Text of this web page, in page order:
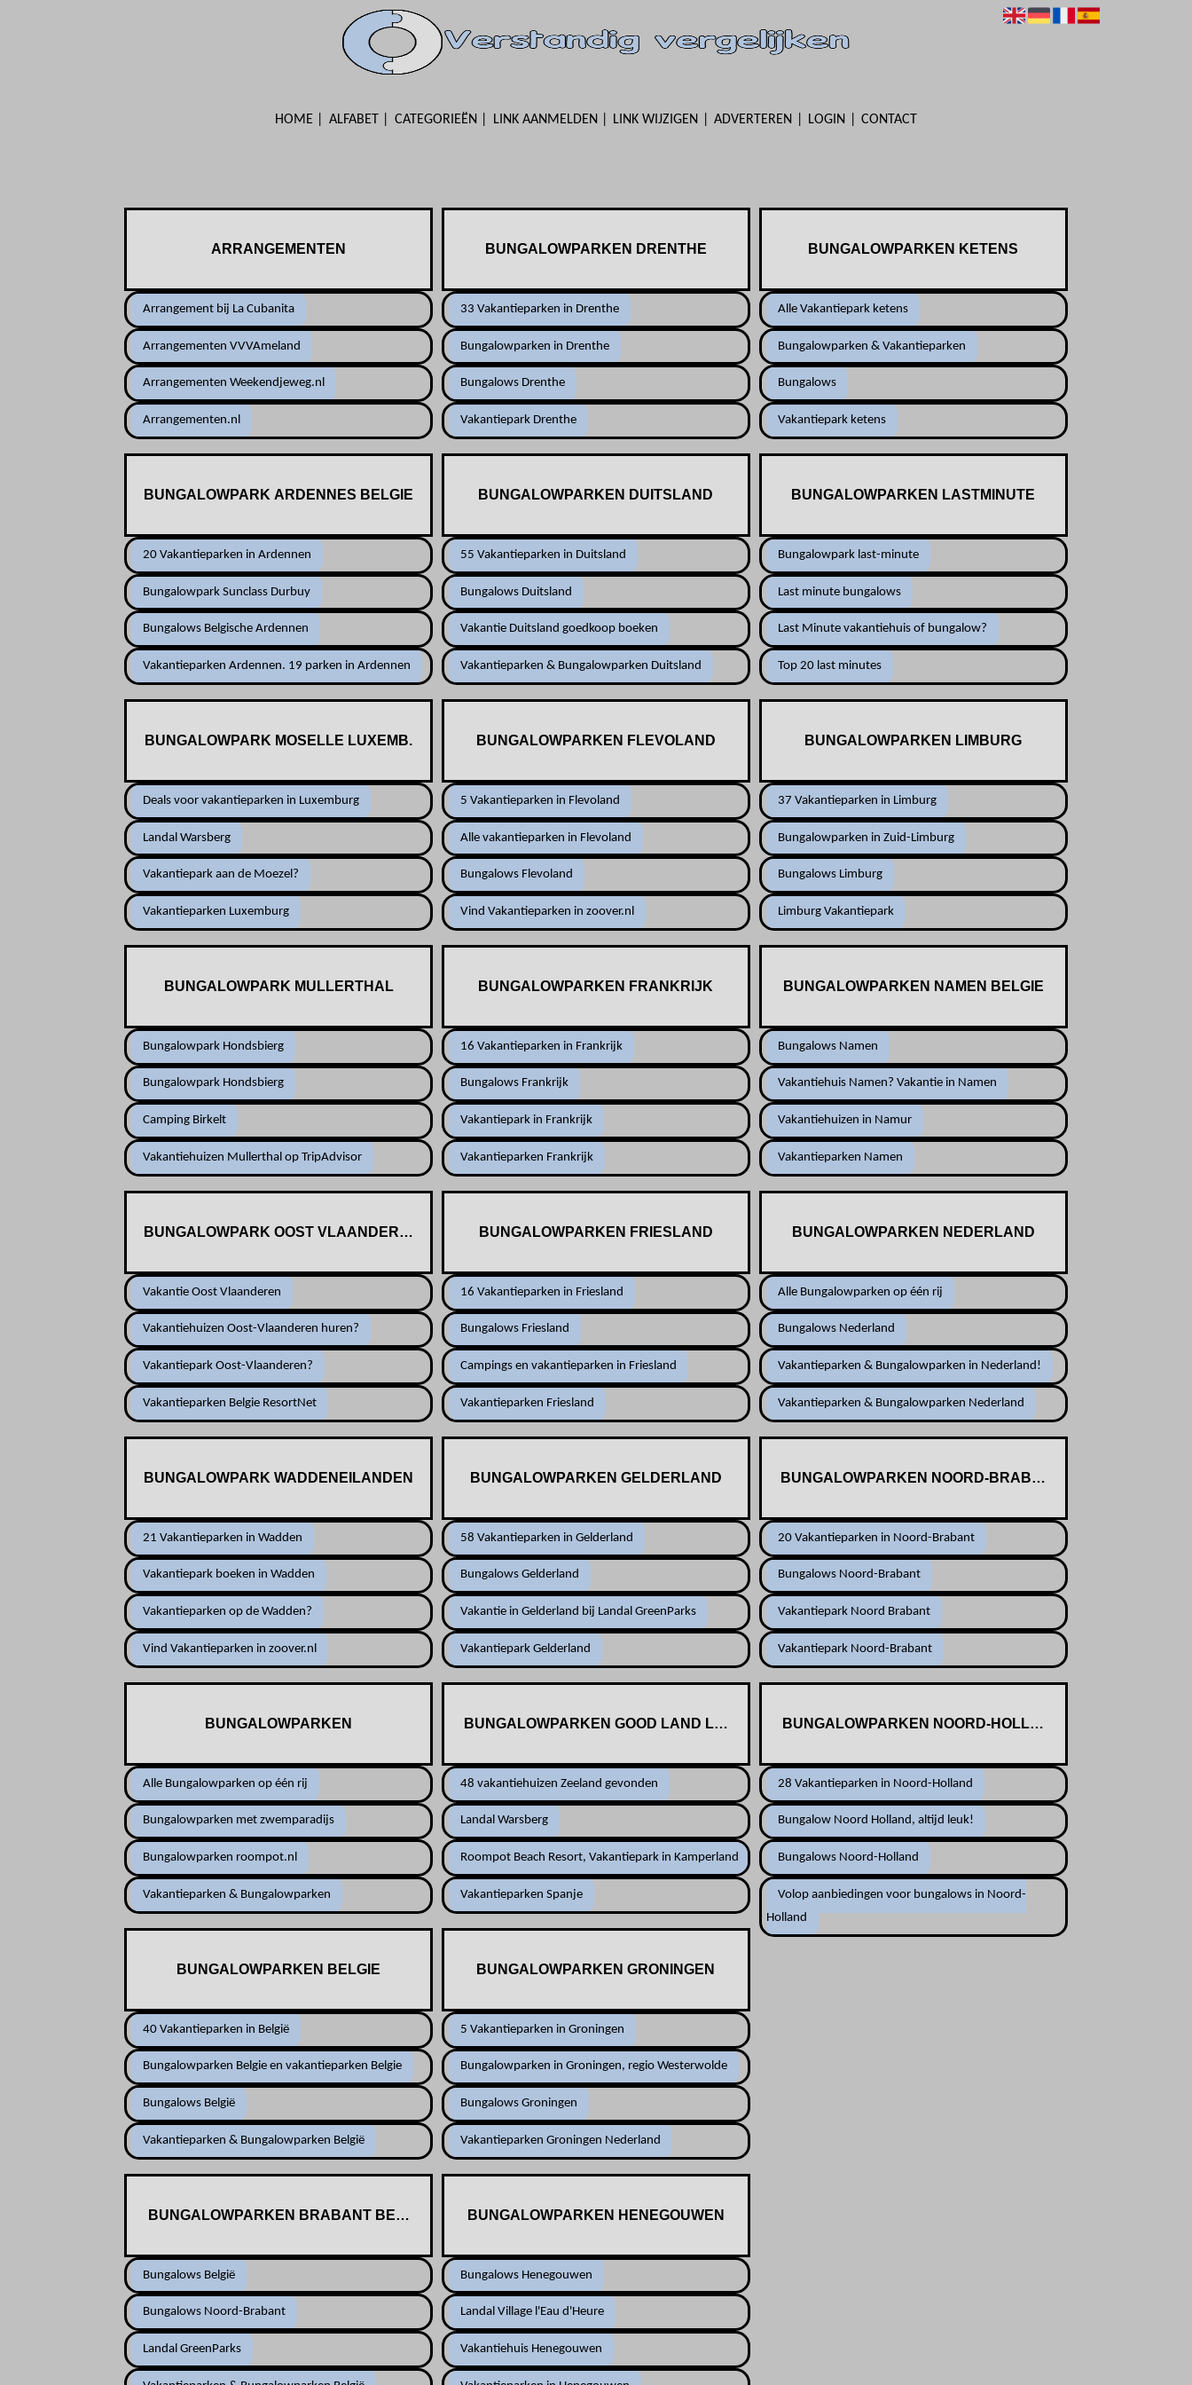
HOME ALFABET CATEGORIEËN LINK AANMELDEN LINK WIJZIGEN ADVERTEREN LOGIN CONTACT
ARRANGEMENTEN
Arrangement bij La Cubanita
Arrangementen VVVAmeland
Arrangementen Weekendjeweg.nl
Arrangementen.nl
BUNGALOWPARK ARDENNES BELGIE
20 Vakantieparken in Ardennen
Bungalowpark Sunclass Durbuy
Bungalows Belgische Ardennen
Vakantieparken Ardennen. 19 parken in Ardennen
BUNGALOWPARK MOSELLE LUXEMB.
Deals voor vakantieparken in Luxemburg
Landal Warsberg
Vakantiepark aan de Moezel?
Vakantieparken Luxemburg
BUNGALOWPARK MULLERTHAL
Bungalowpark Hondsbierg
Bungalowpark Hondsbierg
Camping Birkelt
Vakantiehuizen Mullerthal op TripAdvisor
BUNGALOWPARK OOST VLAANDEREN
Vakantie Oost Vlaanderen
Vakantiehuizen Oost-Vlaanderen huren?
Vakantiepark Oost-Vlaanderen?
Vakantieparken Belgie ResortNet
BUNGALOWPARK WADDENEILANDEN
21 Vakantieparken in Wadden
Vakantiepark boeken in Wadden
Vakantieparken op de Wadden?
Vind Vakantieparken in zoover.nl
BUNGALOWPARKEN
Alle Bungalowparken op één rij
Bungalowparken met zwemparadijs
Bungalowparken roompot.nl
Vakantieparken & Bungalowparken
BUNGALOWPARKEN BELGIE
40 Vakantieparken in België
Bungalowparken Belgie en vakantieparken Belgie
Bungalows België
Vakantieparken & Bungalowparken België
BUNGALOWPARKEN BRABANT BELGIE
Bungalows België
Bungalows Noord-Brabant
Landal GreenParks
BUNGALOWPARKEN DRENTHE
33 Vakantieparken in Drenthe
Bungalowparken in Drenthe
Bungalows Drenthe
Vakantiepark Drenthe
BUNGALOWPARKEN DUITSLAND
55 Vakantieparken in Duitsland
Bungalows Duitsland
Vakantie Duitsland goedkoop boeken
Vakantieparken & Bungalowparken Duitsland
BUNGALOWPARKEN FLEVOLAND
5 Vakantieparken in Flevoland
Alle vakantieparken in Flevoland
Bungalows Flevoland
Vind Vakantieparken in zoover.nl
BUNGALOWPARKEN FRANKRIJK
16 Vakantieparken in Frankrijk
Bungalows Frankrijk
Vakantiepark in Frankrijk
Vakantieparken Frankrijk
BUNGALOWPARKEN FRIESLAND
16 Vakantieparken in Friesland
Bungalows Friesland
Campings en vakantieparken in Friesland
Vakantieparken Friesland
BUNGALOWPARKEN GELDERLAND
58 Vakantieparken in Gelderland
Bungalows Gelderland
Vakantie in Gelderland bij Landal GreenParks
Vakantiepark Gelderland
BUNGALOWPARKEN GOOD LAND LUX.
48 vakantiehuizen Zeeland gevonden
Landal Warsberg
Roompot Beach Resort, Vakantiepark in Kamperland
Vakantieparken Spanje
BUNGALOWPARKEN GRONINGEN
5 Vakantieparken in Groningen
Bungalowparken in Groningen, regio Westerwolde
Bungalows Groningen
Vakantieparken Groningen Nederland
BUNGALOWPARKEN HENEGOUWEN
Bungalows Henegouwen
Landal Village l'Eau d'Heure
Vakantiehuis Henegouwen
BUNGALOWPARKEN KETENS
Alle Vakantiepark ketens
Bungalowparken & Vakantieparken
Bungalows
Vakantiepark ketens
BUNGALOWPARKEN LASTMINUTE
Bungalowpark last-minute
Last minute bungalows
Last Minute vakantiehuis of bungalow?
Top 20 last minutes
BUNGALOWPARKEN LIMBURG
37 Vakantieparken in Limburg
Bungalowparken in Zuid-Limburg
Bungalows Limburg
Limburg Vakantiepark
BUNGALOWPARKEN NAMEN BELGIE
Bungalows Namen
Vakantiehuis Namen? Vakantie in Namen
Vakantiehuizen in Namur
Vakantieparken Namen
BUNGALOWPARKEN NEDERLAND
Alle Bungalowparken op één rij
Bungalows Nederland
Vakantieparken & Bungalowparken in Nederland!
Vakantieparken & Bungalowparken Nederland
BUNGALOWPARKEN NOORD-BRABANT
20 Vakantieparken in Noord-Brabant
Bungalows Noord-Brabant
Vakantiepark Noord Brabant
Vakantiepark Noord-Brabant
BUNGALOWPARKEN NOORD-HOLLAND
28 Vakantieparken in Noord-Holland
Bungalow Noord Holland, altijd leuk!
Bungalows Noord-Holland
Volop aanbiedingen voor bungalows in Noord-
Holland